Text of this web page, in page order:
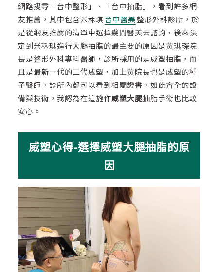
網路搜尋「台中整形」、「台中抽脂」，看到許多網
友推薦，其中包含米秝琪 台中醫美整形外科診所，於
是從網友推薦的清單中選擇幾間醫美去諮詢，後來決
定到米秝琪進行大腿抽脂的最主要的原因是黃琪琛院
長是整形外科專科醫師，診所採用的是威塑抽脂，而
且是最新一代的二代威塑，加上黃院長也是威塑的種
子醫師，診所內都可以看到相關證書，如此齊全的設
備與技術，我認為在這施作威塑大腿抽脂手術也比較
安心。
威塑心得-選擇威塑大腿抽脂的原
因